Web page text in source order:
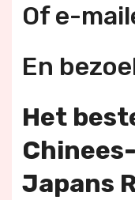
Of e-
En
Het
Japans